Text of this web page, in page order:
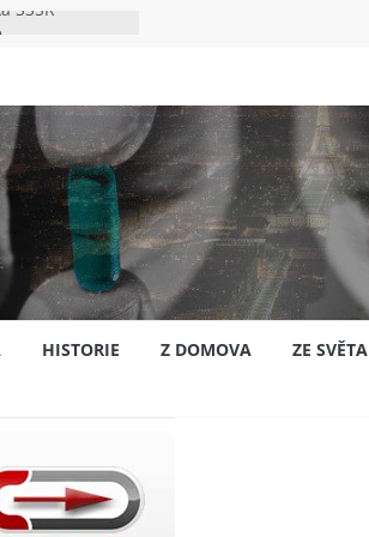
SSSR
HISTORIE Z DOMOVA ZE SVĚTA